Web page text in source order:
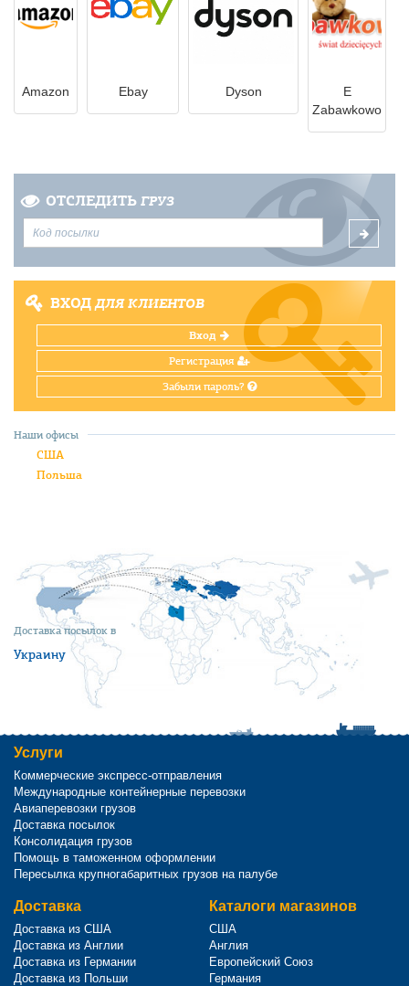
Amazon Ebay Dyson
E
Zabawkowo
ОТСЛЕДИТЬ ГРУЗ
ВХОДДЛЯ КЛИЕНТОВ
Вход
Регистрация
Забыли пароль?
Доставка посылок в
Украину
Наши офисы
США
Польша
Услуги
Коммерческие экспресс-отправления
Международные контейнерные перевозки
Авиаперевозки грузов
Доставка посылок
Консолидация грузов
Помощь в таможенном оформлении
Пересылка крупногабаритных грузов на палубе
Доставка
Доставка из США
Доставка из Англии
Доставка из Германии
Доставка из Польши
Каталоги магазинов
США
Англия
Европейский Союз
Германия